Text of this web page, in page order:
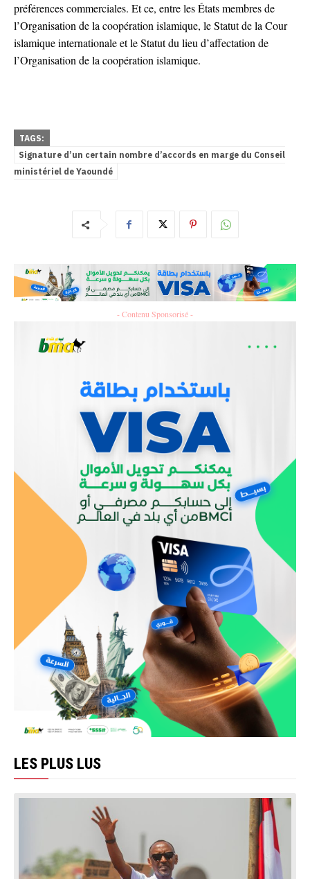
préférences commerciales. Et ce, entre les États membres de
l’Organisation de la coopération islamique, le Statut de la Cour
islamique internationale et le Statut du lieu d’affectation de
l’Organisation de la coopération islamique.
TAGS:
Signature d’un certain nombre d’accords en marge du Conseil
ministériel de Yaoundé
- Contenu Sponsorisé -
LES PLUS LUS